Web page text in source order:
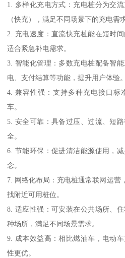
1. 多样化充电方式：充电桩分为交
（快充），满足不同场景下的充电需求
2. 充电速度：直流快充桩能在短时
适合紧急补电需求。
3. 智能化管理：多数充电桩配备智
电、支付结算等功能，提升用户体验。
4. 兼容性强：支持多种充电接口标
车。
5. 安全可靠：具备过压、过流、短
全。
6. 节能环保：促进清洁能源使用，
念。
7. 网络化布局：充电桩通常联网运营
找附近可用桩位。
8. 适应性强：可安装在公共场所、
种场所，满足不同场景需求。
9. 成本效益高：相比燃油车，电动
性更优。